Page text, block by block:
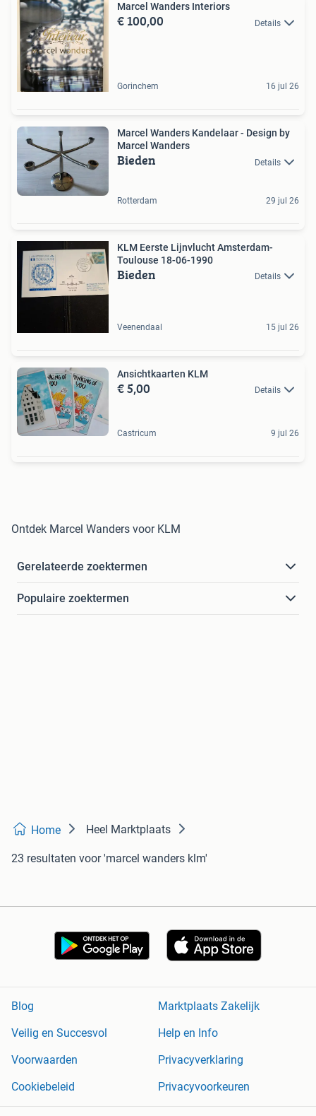
Marcel Wanders Interiors
€ 100,00 Details
Gorinchem 16 jul 26
Marcel Wanders Kandelaar - Design by
Marcel Wanders
Bieden Details
Rotterdam 29 jul 26
KLM Eerste Lijnvlucht Amsterdam-
Toulouse 18-06-1990
Bieden Details
Veenendaal 15 jul 26
Ansichtkaarten KLM
€ 5,00 Details
Castricum 9 jul 26
Ontdek Marcel Wanders voor KLM
Gerelateerde zoektermen
Populaire zoektermen
Home Heel Marktplaats
23 resultaten voor 'marcel wanders klm'
Blog
Marktplaats Zakelijk
Veilig en Succesvol
Help en Info
Voorwaarden
Privacyverklaring
Cookiebeleid
Privacyvoorkeuren